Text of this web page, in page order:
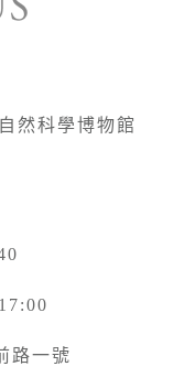
然科學博物館
路一號